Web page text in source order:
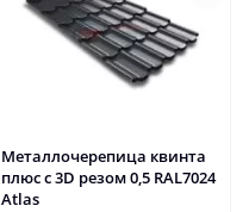
Металлочерепица квинта
плюс c 3D резом 0,5 RAL7024
Atlas